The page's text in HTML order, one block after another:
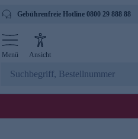
Gebührenfreie Hotline 0800 29 888 88
Menü Ansicht